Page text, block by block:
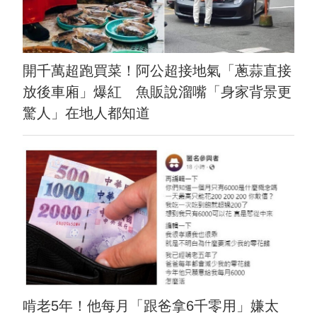
開千萬超跑買菜！阿公超接地氣「蔥蒜直接
放後車廂」爆紅 魚販說溜嘴「身家背景更
驚人」在地人都知道
啃老5年！他每月「跟爸拿6千零用」嫌太